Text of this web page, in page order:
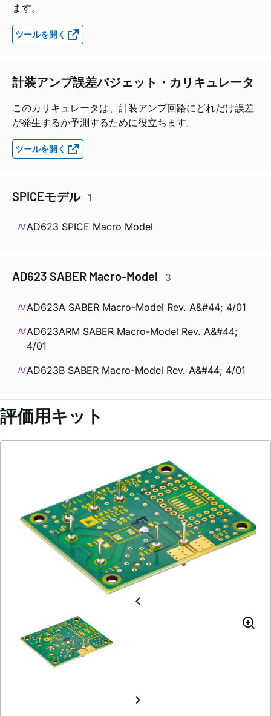
ます。
ツールを開く
計装アンプ誤差バジェット・カリキュレータ
このカリキュレータは、計装アンプ回路にどれだけ誤差
が発生するか予測するために役立ちます。
ツールを開く
SPICEモデル 1
AD623 SPICE Macro Model
AD623 SABER Macro-Model 3
AD623A SABER Macro-Model Rev. A&#44; 4/01
AD623ARM SABER Macro-Model Rev. A&#44;
4/01
AD623B SABER Macro-Model Rev. A&#44; 4/01
評価用キット